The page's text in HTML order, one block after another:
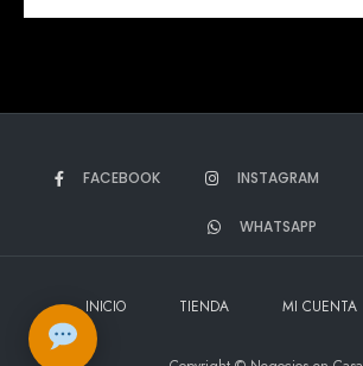
FACEBOOK INSTAGRAM
WHATSAPP
INICIO TIENDA MI CUENTA